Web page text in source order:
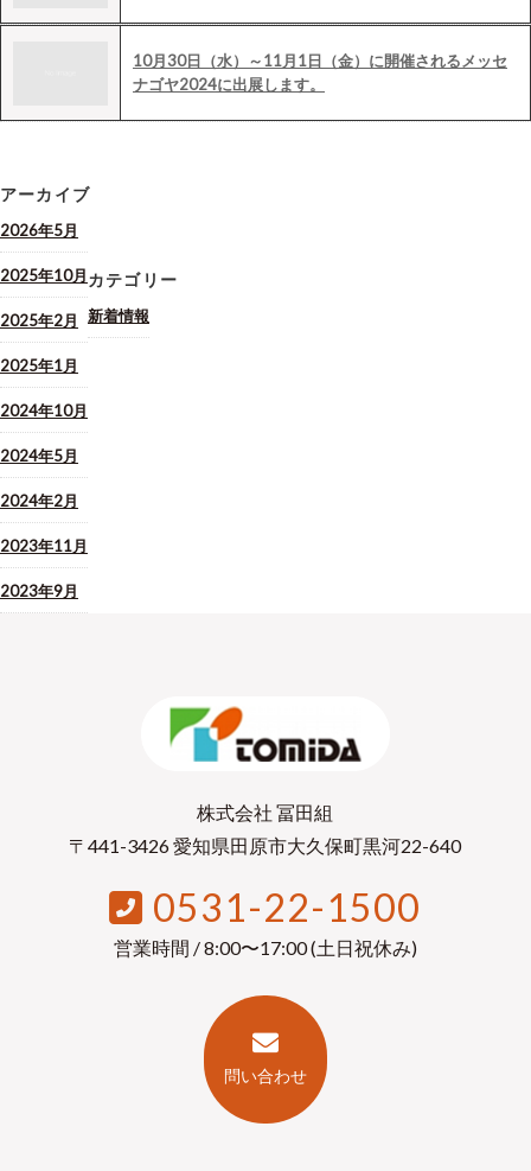
10月30日（水）～11月1日（金）に開催されるメッセ
ナゴヤ2024に出展します。
アーカイブ
2026年5月
2025年10月
2025年2月
2025年1月
2024年10月
2024年5月
2024年2月
2023年11月
2023年9月
カテゴリー
新着情報
株式会社 冨田組
〒441-3426 愛知県田原市大久保町黒河22-640
0531-22-1500
営業時間 / 8:00〜17:00 (土日祝休み)
問い合わせ